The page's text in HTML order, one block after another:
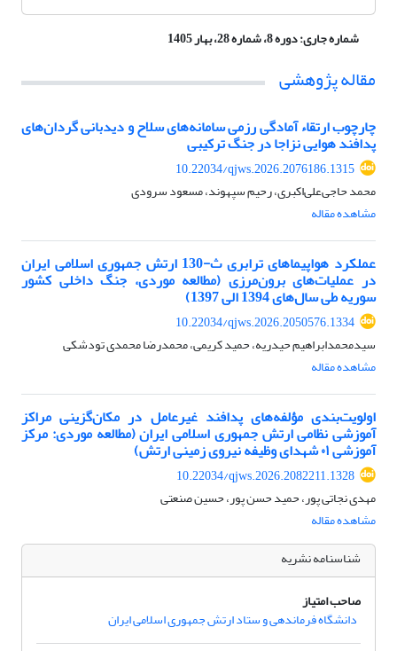
شماره جاری:دوره 8، شماره 28، بهار 1405
مقاله پژوهشی
چارچوب ارتقاء آمادگی رزمی سامانه‌های سلاح و دیدبانی گردان‌های
پدافند هوایی نزاجا در جنگ ترکیبی
10.22034/qjws.2026.2076186.1315
محمد حاجی‌علی‌اکبری، رحیم سپهوند، مسعود سرودی
مشاهده مقاله
عملکرد هواپیماهای ترابری ث-130 ارتش جمهوری اسلامی ایران
در عملیات‌های برون‌مرزی (مطالعه موردی، جنگ داخلی کشور
سوریه طی سال‌های 1394 الی 1397)
10.22034/qjws.2026.2050576.1334
سیدمحمدابراهیم حیدریه، حمید کریمی، محمدرضا محمدی تودشکی
مشاهده مقاله
اولویت‌بندی مؤلفه‌های پدافند غیرعامل در مکان‌گزینی مراکز
آموزشی نظامی ارتش جمهوری اسلامی ایران (مطالعه موردی: مرکز
آموزشی ۰۱ شهدای وظیفه نیروی زمینی ارتش)
10.22034/qjws.2026.2082211.1328
مهدی نجاتی پور، حمید حسن پور، حسین صنعتی
مشاهده مقاله
شناسنامه نشریه
صاحب امتیاز
دانشگاه فرماندهی و ستاد ارتش جمهوری اسلامی ایران